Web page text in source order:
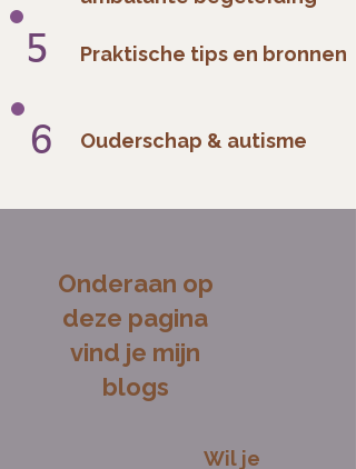
5
6
Praktische tips en bronnen
Ouderschap & autisme
Onderaan op
deze pagina
vind je mijn
blogs
Wil je